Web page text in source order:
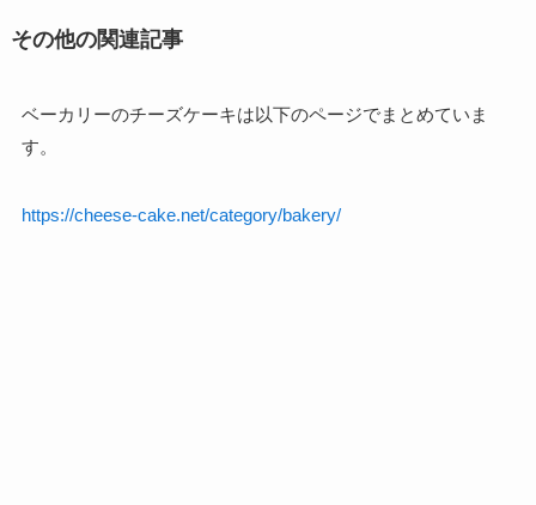
その他の関連記事
ベーカリーのチーズケーキは以下のページでまとめていま
す。
https://cheese-cake.net/category/bakery/